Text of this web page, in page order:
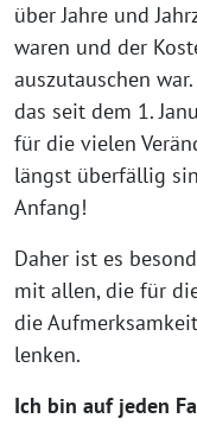
über Jahre und
waren und der
auszutauschen
das seit dem 1.
für die vielen
längst überfällig
Anfang!
Daher ist es
mit allen, die für
die
lenken.
Ich bin auf jeden